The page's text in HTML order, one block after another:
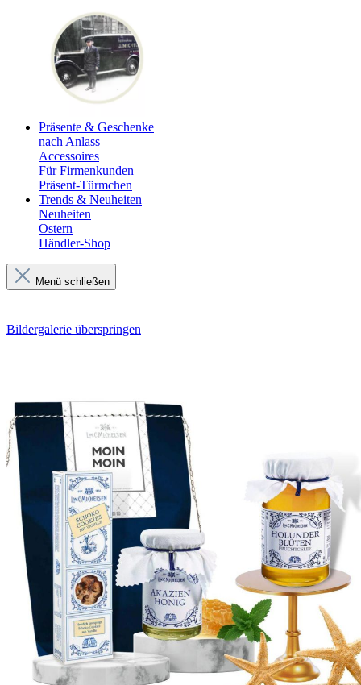
Präsente & Geschenke
nach Anlass
Accessoires
Für Firmenkunden
Präsent-Türmchen
Trends & Neuheiten
Neuheiten
Ostern
Händler-Shop
Menü schließen
Bildergalerie überspringen